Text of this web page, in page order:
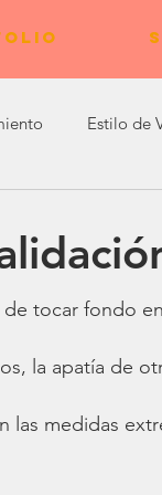
Estilo de
tocar fondo
la apatía de
medidas